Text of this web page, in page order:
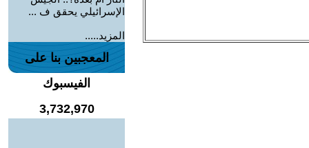
الإسرائيلي يحقق ف ...
المزيد.....
المعجبين بنا على
الفيسبوك
3,732,970